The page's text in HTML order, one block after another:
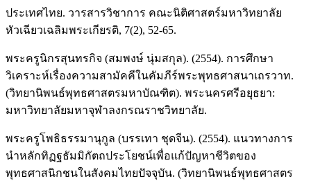
ประเทศไทย. วารสารวิชาการ คณะนิติศาสตร์มหาวิทยาลัย
หัวเฉียวเฉลิมพระเกียรติ, 7(2), 52-65.
พระครูนิกรสุนทรกิจ (สมพงษ์ นุ่มสกุล). (2554). การศึกษา
วิเคราะห์เรื่องความสามัคคีในคัมภีร์พระพุทธศาสนาเถรวาท.
(วิทยานิพนธ์พุทธศาสตรมหาบัณฑิต). พระนครศรีอยุธยา:
มหาวิทยาลัยมหาจุฬาลงกรณราชวิทยาลัย.
พระครูโพธิธรรมานุกูล (บรรเทา ชุดจีน). (2554). แนวทางการ
นำหลักทิฏฐธัมมิกัตถประโยชน์เพื่อแก้ปัญหาชีวิตของ
พุทธศาสนิกชนในสังคมไทยปัจจุบัน. (วิทยานิพนธ์พุทธศาสตร